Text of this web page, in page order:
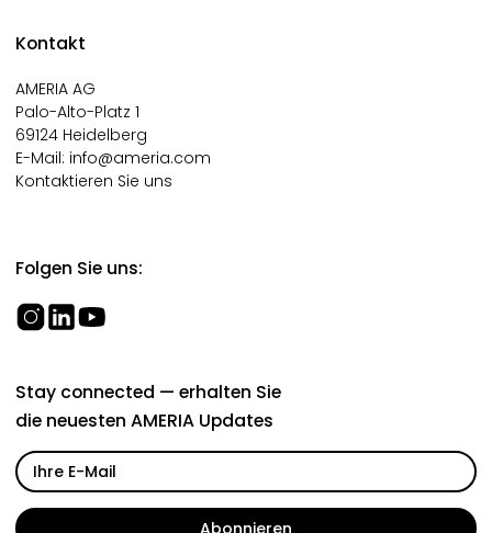
Kontakt
AMERIA AG
Palo-Alto-Platz 1
69124 Heidelberg
E-Mail: info@ameria.com
Kontaktieren Sie uns
Folgen Sie uns:
Stay connected — erhalten Sie
die neuesten AMERIA Updates